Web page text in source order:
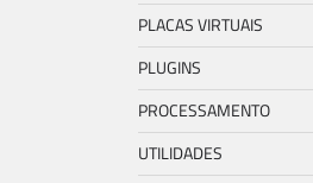
PLACAS VIRTUAIS
PLUGINS
PROCESSAMENTO
UTILIDADES